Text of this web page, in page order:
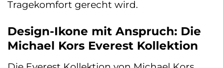
Tragekomfort gerecht wird.
Design-Ikone mit Anspruch: Die
Michael Kors Everest Kollektion